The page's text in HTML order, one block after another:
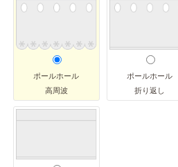
ポールホール
高周波
ポールホール
折り返し